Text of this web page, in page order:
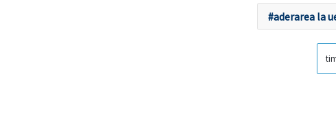
aderarea la